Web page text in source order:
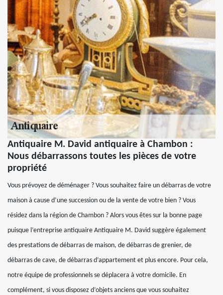
Antiquaire M. David antiquaire à Chambon :
Nous débarrassons toutes les pièces de votre
propriété
Vous prévoyez de déménager ? Vous souhaitez faire un débarras de votre
maison à cause d’une succession ou de la vente de votre bien ? Vous
résidez dans la région de Chambon ? Alors vous êtes sur la bonne page
puisque l’entreprise antiquaire Antiquaire M. David suggère également
des prestations de débarras de maison, de débarras de grenier, de
débarras de cave, de débarras d’appartement et plus encore. Pour cela,
notre équipe de professionnels se déplacera à votre domicile. En
complément, si vous disposez d’objets anciens que vous souhaitez